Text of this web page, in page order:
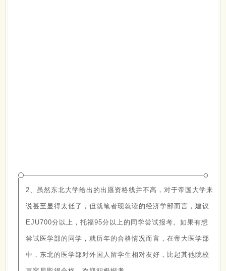
2、虽然东北大学给出的出愿资格线并不高，对于帝国大学来
说甚至显得太低了，但就笔者现就读的经济学部而言，建议
EJU700分以上，托福95分以上的同学尝试报考。如果有想
尝试医学部的同学，就历年的合格情况而言，在帝大医学部
中，东北的医学部对外国人留学生相对友好，比起其他院校